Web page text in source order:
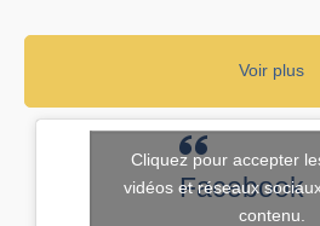
Voir plus
Facebook
Cliquez pour accepter
vidéos et réseaux
contenu.